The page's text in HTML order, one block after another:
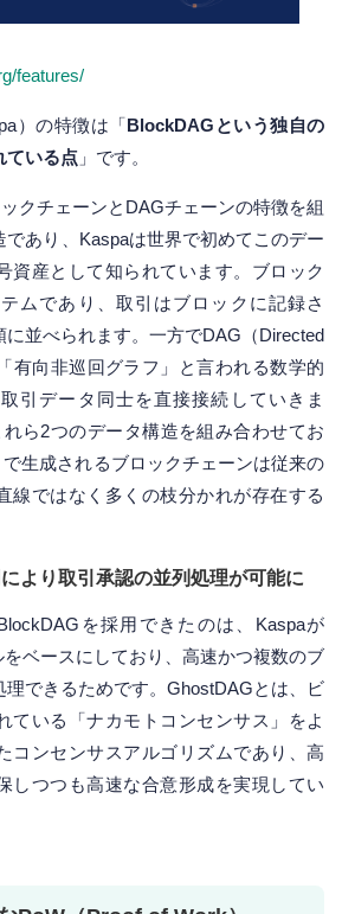
features/
）の特徴は「BlockDAGという独自の
ている点 」です。
クチェーンとDAGチェーンの特徴を組
あり、Kaspaは世界で初めてこのデー
資産として知られています。ブロック
ムであり、取引はブロックに記録さ
に並べられます。一方でDAG（Directed
有向非巡回グラフ」と言われる数学的
引データ同士を直接接続していきま
ら2つのデータ構造を組み合わせてお
生成されるブロックチェーンは従来の
線ではなく多くの枝分かれが存在する
より取引承認の並列処理が可能に
を採用できたのは、Kaspaが
ベースにしており、高速かつ複数のブ
理できるためです。GhostDAGとは、ビ
ている「ナカモトコンセンサス」をよ
コンセンサスアルゴリズムであり、高
しつつも高速な合意形成を実現してい